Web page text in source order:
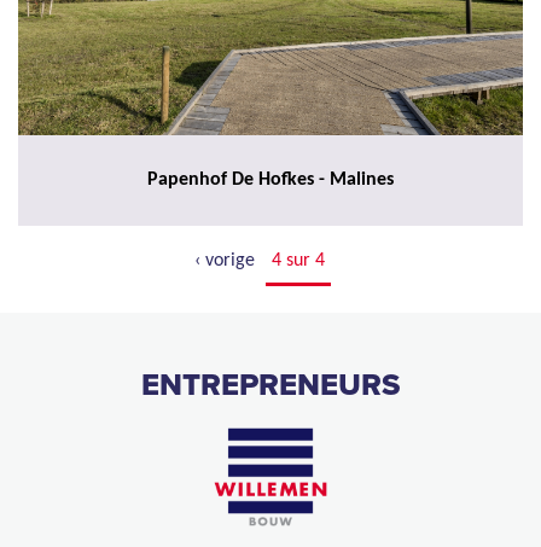
Papenhof De Hofkes - Malines
‹ vorige 4 sur 4
ENTREPRENEURS